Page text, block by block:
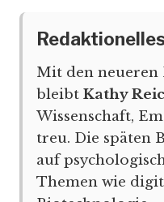
Mit den
bleibt Kathy
Wissenschaft,
treu. Die späten
auf
Themen wie